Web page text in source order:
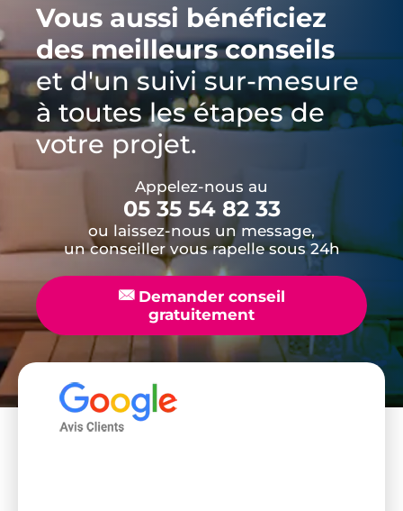
Vous aussi bénéficiez
des meilleurs conseils
et d'un suivi sur-mesure
à toutes les étapes de
votre projet.
Appelez-nous au
05 35 54 82 33
ou laissez-nous un message,
un conseiller vous rapelle sous 24h
📧Demander conseil
gratuitement